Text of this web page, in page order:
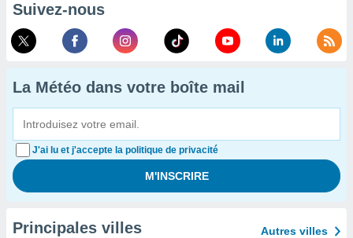
Suivez-nous
La Météo dans votre boîte mail
J'ai lu et j'accepte la politique de privacité
Principales villes Autres villes